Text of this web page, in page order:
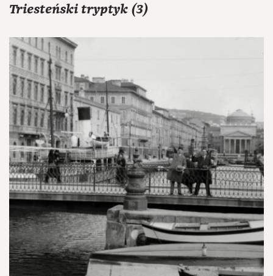
Triesteński tryptyk (3)